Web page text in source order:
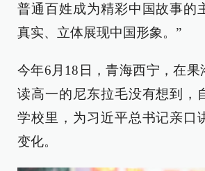
普通百姓成为精彩中国故事的
真实、立体展现中国形象。”
今年6月18日，青海西宁，在果
读高一的尼东拉毛没有想到，
学校里，为习近平总书记亲口
变化。